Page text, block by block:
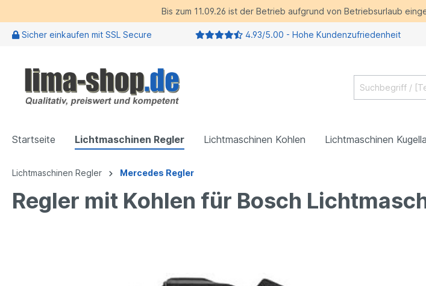
Bis zum 11.09.26 ist der Betrieb aufgrund von Betriebsurlaub
Sicher einkaufen mit SSL Secure 4.93/5.00 - Hohe Kundenzufriedenheit
Startseite Lichtmaschinen Regler Lichtmaschinen Kohlen Lichtmaschinen
Lichtmaschinen Regler Mercedes Regler
Regler mit Kohlen für Bosch